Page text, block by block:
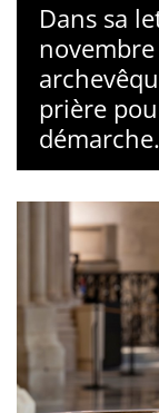
Dans sa
prière
démarche.